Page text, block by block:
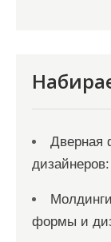
м
Дверная
формы и